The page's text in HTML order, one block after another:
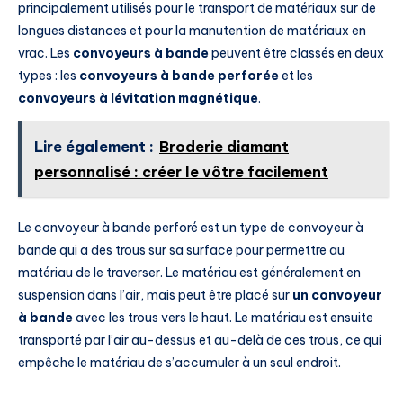
principalement utilisés pour le transport de matériaux sur de
longues distances et pour la manutention de matériaux en
vrac. Les convoyeurs à bandepeuvent être classés en deux
types : les convoyeurs à bande perforéeet les
convoyeurs à lévitation magnétique.
Lire également : Broderie diamant
personnalisé : créer le vôtre facilement
Le convoyeur à bande perforé est un type de convoyeur à
bande qui a des trous sur sa surface pour permettre au
matériau de le traverser. Le matériau est généralement en
suspension dans l’air, mais peut être placé sur un convoyeur
à bandeavec les trous vers le haut. Le matériau est ensuite
transporté par l’air au-dessus et au-delà de ces trous, ce qui
empêche le matériau de s’accumuler à un seul endroit.